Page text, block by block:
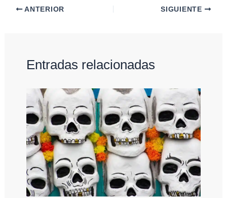
ANTERIOR SIGUIENTE
Entradas relacionadas